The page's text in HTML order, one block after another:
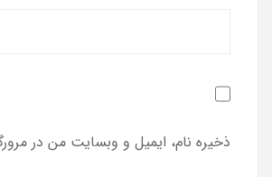
ذخیره نام، ایمیل و وبسایت من در